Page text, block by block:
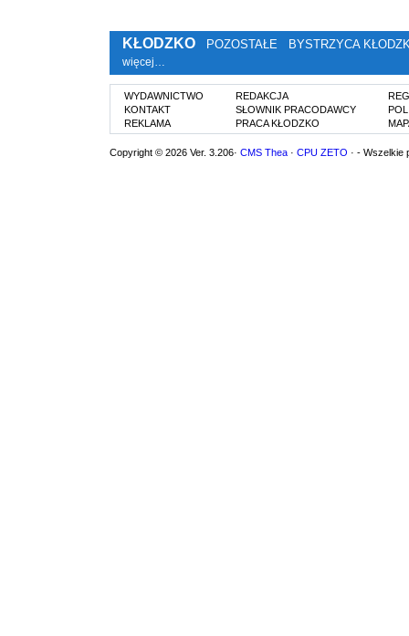
KŁODZKO POZOSTAŁE BYSTRZYCA
więcej…
WYDAWNICTWO
KONTAKT
REKLAMA
REDAKCJA
SŁOWNIK PRACODAWCY
PRACA KŁODZKO
Copyright © 2026 Ver. 3.206· CMS Thea · CPU ZETO · - Wszelkie